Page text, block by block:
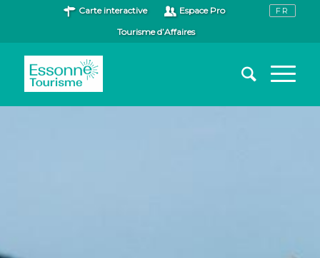
Carte interactive
Espace Pro
Tourisme d’Affaires